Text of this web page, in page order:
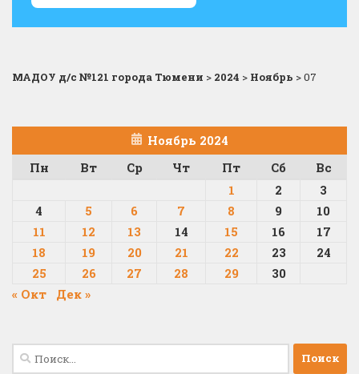
МАДОУ д/с №121 города Тюмени > 2024 > Ноябрь >07
Ноябрь 2024
Пн
Вт Ср Чт Пт Сб
Вс
1
2
3
4
5 6 7 8 9
10
11
12 13 14 15 16
17
18
19 20 21 22 23
24
25
26 27 28 29
30
« Окт
Дек »
Найти: